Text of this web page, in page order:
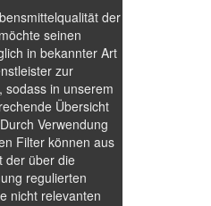
der
seinen
in bekannter Art
zur
sodass in unserem
Übersicht
Verwendung
Filter können aus
der über die
regulierten
nicht relevanten